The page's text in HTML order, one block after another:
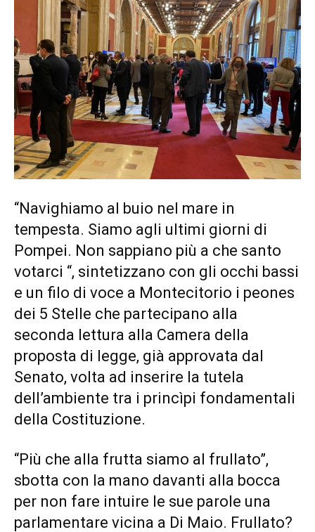
“Navighiamo al buio nel mare in
tempesta. Siamo agli ultimi giorni di
Pompei. Non sappiano più a che santo
votarci “, sintetizzano con gli occhi bassi
e un filo di voce a Montecitorio i peones
dei 5 Stelle che partecipano alla
seconda lettura alla Camera della
proposta di legge, già approvata dal
Senato, volta ad inserire la tutela
dell’ambiente tra i princìpi fondamentali
della Costituzione.
“Più che alla frutta siamo al frullato”,
sbotta con la mano davanti alla bocca
per non fare intuire le sue parole una
parlamentare vicina a Di Maio. Frullato?